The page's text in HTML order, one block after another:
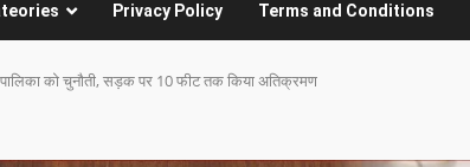
Privacy Policy Terms and Conditions
को चुनौती, सड़क पर 10 फीट तक किया अतिक्रमण